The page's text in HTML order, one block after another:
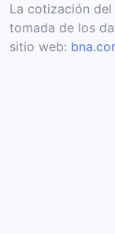
La cotización
tomada de los
sitio web: